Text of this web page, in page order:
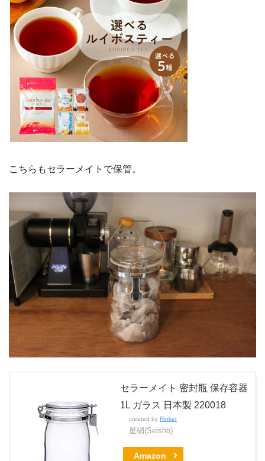
こちらもセラーメイトで保管。
セラーメイト 密封瓶 保存容器
1L ガラス 日本製 220018
created by Rinker
星硝(Seisho)
Amazon